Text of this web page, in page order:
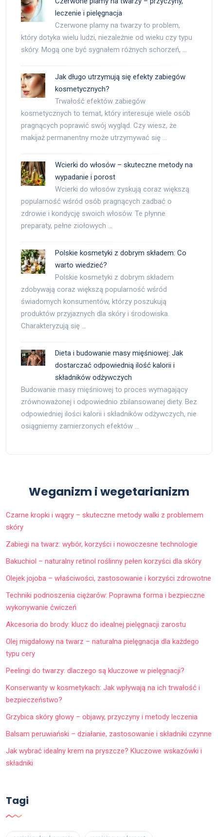
leczenie i pielęgnacja
Czerwone plamy na twarzy to problem,
który dotyka wielu ludzi, niezależnie od wieku czy typu
skóry. Mogą one być sygnałem różnych schorzeń, …
Jak długo utrzymują się efekty zabiegów
kosmetycznych?
Trwałość efektów zabiegów
kosmetycznych to temat, który interesuje wiele osób
pragnących poprawić swój wygląd. Czy wiesz, że
makijaż permanentny może utrzymywać się …
Wcierki do włosów – skuteczne metody na
wypadanie i porost
Wcierki do włosów zyskują coraz większą
popularność wśród osób pragnących zadbać o
zdrowie i kondycję swoich włosów. Te płynne
preparaty, pełne ziołowych …
Polskie kosmetyki z dobrym składem: Co
warto wiedzieć?
Polskie kosmetyki z dobrym składem
zdobywają coraz większą popularność wśród
świadomych konsumentów, którzy poszukują
produktów przyjaznych dla skóry i środowiska.
Charakteryzują się …
Dieta i budowanie masy mięśniowej: Jak
dostarczać odpowiednią ilość kalorii i
składników odżywczych
Budowanie masy mięśniowej to proces wymagający
zrównoważonej i odpowiednio zbilansowanej diety. Bez
odpowiedniej ilości kalorii i składników odżywczych, nie
osiągniemy zamierzonych efektów …
Weganizm i wegetarianizm
Czarne kropki i wągry – skuteczne metody walki z problemem
skóry
Zabiegi na twarz: wybór, korzyści i nowoczesne technologie
Bakuchiol – naturalny retinol roślinny pełen korzyści dla skóry
Olejek jojoba – właściwości, zastosowanie i korzyści zdrowotne
Techniki podnoszenia ciężarów: Poprawna forma i bezpieczne
wykonywanie ćwiczeń
Akcesoria do brody: klucz do idealnej pielęgnacji zarostu
Olej migdałowy na twarz – naturalna pielęgnacja dla każdego
typu cery
Peelingi do twarzy: dlaczego są kluczowe w pielęgnacji?
Konserwanty w kosmetykach: Jak wpływają na ich trwałość i
bezpieczeństwo?
Grzybica skóry głowy – objawy, przyczyny i metody leczenia
Balsam peruwiański – działanie, zastosowanie i składniki czynne
Jak wybrać idealny krem na pryszcze? Kluczowe wskazówki i
składniki
Tagi